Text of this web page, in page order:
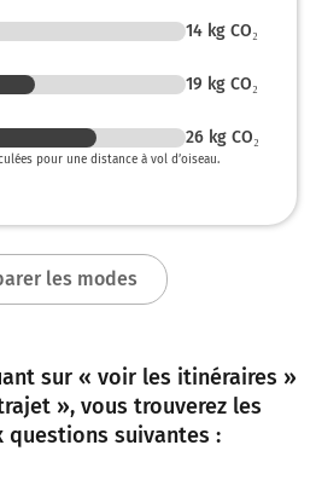
14 kg CO₂
19 kg CO₂
26 kg CO₂
pour une distance à vol d’oiseau.
les modes
sur « voir les itinéraires »
», vous trouverez les
questions suivantes :